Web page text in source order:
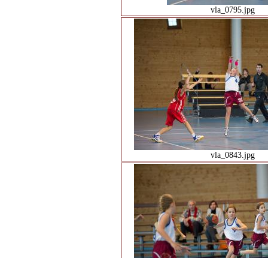
vla_0795.jpg
vla_0843.jpg